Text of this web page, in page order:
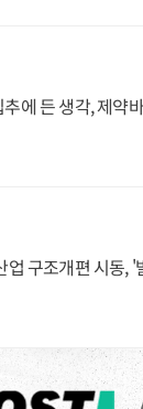
에 든 생각, 제약
구조개편 시동,